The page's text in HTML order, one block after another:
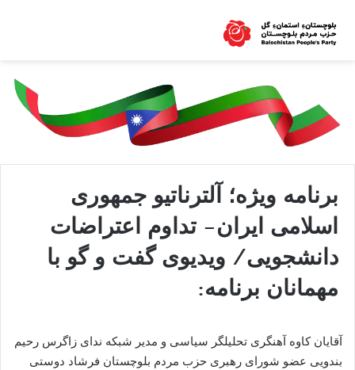
برنامه ویژه؛ آلترناتیو جمهوری
اسلامی ایران- تداوم اعتراضات
دانشجویی/ ویدیوی گفت و گو با
مهمانان برنامه:
آقایان کاوە آهنگری تحلیلگر سیاسی و مدیر شبکە ندای زاگرس رحیم
بندویی عضو شورای رهبری حزب مردم بلوچستان فرشاد دوستی